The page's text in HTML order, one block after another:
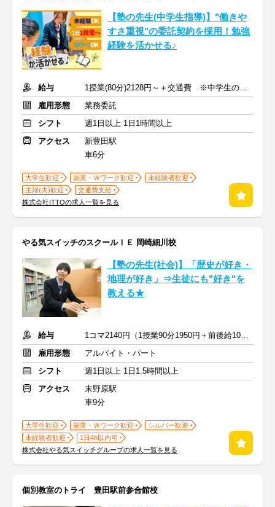
【塾の先生(中学生指導)】"働きや
すさ重視"の委託契約を採用！勉強
経験を活かせる♪
給与
1授業(80分)2128円～＋交通費 ※中学生の場合
雇用形態
業務委託
シフト
週1日以上 1日1時間以上
アクセス
新豊田駅
車6分
大学生歓迎 副業・Ｗワーク歓迎
未経験者歓迎
主婦(夫)歓迎
交通費支給
株式会社ITTOの求人一覧を見る
やる気スイッチのスクールＩＥ 岡崎細川校
【塾の先生(社会)】「歴史が好き・
地理が好き」⇒生徒にも"好き"を
教える★
給与
1コマ2140円（1授業90分1950円＋前後給10分190円）
雇用形態
アルバイト・パート
シフト
週1日以上 1日1.5時間以上
アクセス
末野原駅
車9分
大学生歓迎 副業・Ｗワーク歓迎
シルバー歓迎
未経験者歓迎
1日4h以内可
株式会社やる気スイッチグループの求人一覧を見る
個別教室のトライ 豊田駅前参合館校